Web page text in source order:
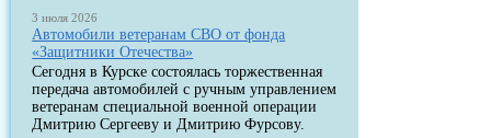
3 июля 2026
Автомобили ветеранам СВО от фонда
«Защитники Отечества»
Сегодня в Курске состоялась торжественная
передача автомобилей с ручным управлением
ветеранам специальной военной операции
Дмитрию Сергееву и Дмитрию Фурсову.